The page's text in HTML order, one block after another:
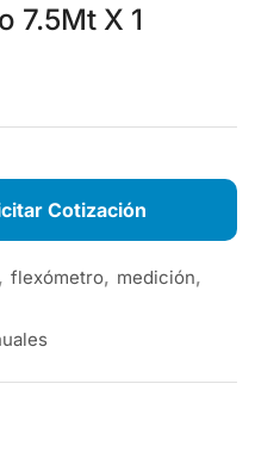
7.5Mt X 1
Cotización
, flexómetro, medición,